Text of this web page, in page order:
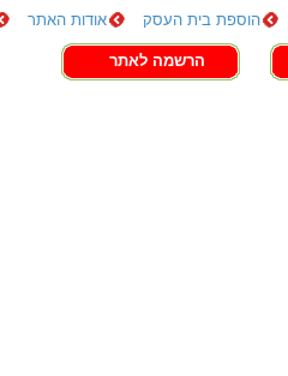
הוספת בית העסק אודות האתר
הרשמה לאתר